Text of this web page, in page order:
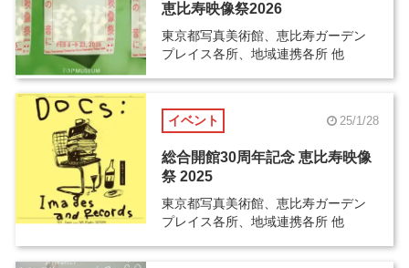
恵比寿映像祭2026
東京都写真美術館、恵比寿ガーデン
プレイス各所、地域連携各所 他
イベント 25/1/28
総合開館30周年記念 恵比寿映像
祭 2025
東京都写真美術館、恵比寿ガーデン
プレイス各所、地域連携各所 他